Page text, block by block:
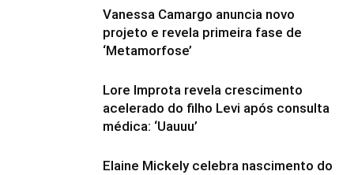
Vanessa Camargo anuncia novo
projeto e revela primeira fase de
‘Metamorfose’
Lore Improta revela crescimento
acelerado do filho Levi após consulta
médica: ‘Uauuu’
Elaine Mickely celebra nascimento do